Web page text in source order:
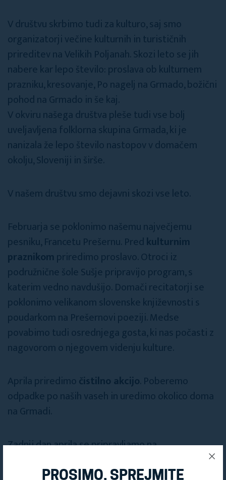
V društvu skrbimo tudi za kulturo, saj smo
organizatorji večine kulturnih in turističnih
prireditev na Velikih Poljanah. Skozi leto se jih
nabere kar lepo število: proslava ob kulturnem
prazniku, kresovanje, Po nagelj na Grmado, božični
pohod na Grmado in še kaj.
V okviru našega društva pleše tudi vse bolj
uveljavljena folklorna skupina Grmada, ki je
nanizala že lepo število nastopov v domačem
okolju, Sloveniji in širše.
V našem društvu smo dejavni skozi vse leto.
Februarja se poklonimo našemu največjemu
pesniku, Francetu Prešernu. Pred kulturnim
praznikom priredimo proslavo. Otroci iz
podružnične šole Sušje pripravijo program, s
katerim vedno navdušijo. Domači recitatorji se
poklonimo velikanom slovenske književnosti s
poudarkom na Prešernovi poeziji. Medse
povabimo tudi osrednjega gosta, ki nas počasti z
nagovorom o njegovem videnju kulture.
Aprila priredimočistilno akcijo. Poberemo
odpadke po naših vaseh in uredimo okolico doma
na Grmadi.
Zadnji dan aprila se pripravljamo na
leto privabi veliko ljubiteljev te pohodniške točke.
PROSIMO, SPREJMITE